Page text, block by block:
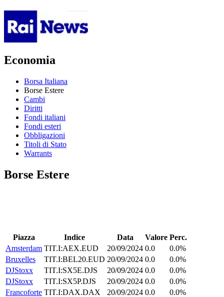
Economia
Borsa Italiana
Borse Estere
Cambi
Diritti
Fondi italiani
Fondi esteri
Obbligazioni
Titoli di Stato
Warrants
Borse Estere
Piazza Indice Data Valore Perc.
Amsterdam TIT.I:AEX.EUD 20/09/2024 0.0
0.0%
Bruxelles
TIT.I:BEL20.EUD 20/09/2024 0.0
0.0%
DJStoxx
TIT.I:SX5E.DJS 20/09/2024 0.0
0.0%
DJStoxx
TIT.I:SX5P.DJS 20/09/2024 0.0
0.0%
Francoforte TIT.I:DAX.DAX 20/09/2024 0.0
0.0%